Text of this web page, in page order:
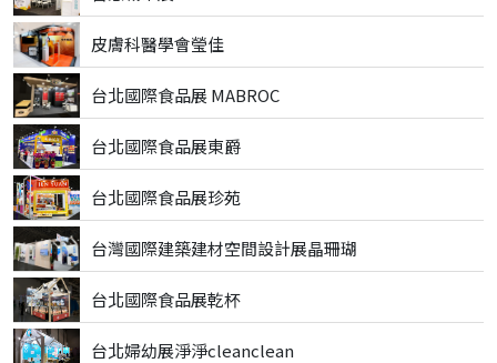
皮膚科醫學會瑩佳
台北國際食品展 MABROC
台北國際食品展東爵
台北國際食品展珍苑
台灣國際建築建材空間設計展晶珊瑚
台北國際食品展乾杯
台北婦幼展淨淨cleanclean